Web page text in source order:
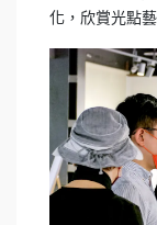
化，欣賞光點